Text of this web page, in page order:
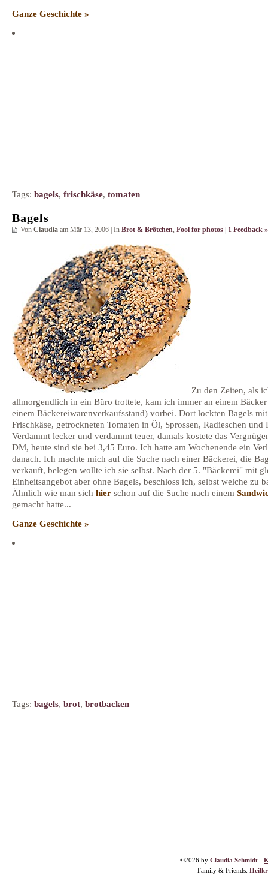
Ganze Geschichte »
Tags: bagels, frischkäse, tomaten
Bagels
Von Claudia am Mär 13, 2006 | In Brot & Brötchen, Fool for photos 1 Feedback »
Zu den Zeiten, als
allmorgendlich in ein Büro trottete, kam ich immer an einem
einem Bäckereiwarenverkaufsstand) vorbei. Dort lockten Bagels mit
Frischkäse, getrockneten Tomaten in Öl, Sprossen, Radieschen und
Verdammt lecker und verdammt teuer, damals kostete das
DM, heute sind sie bei 3,45 Euro. Ich hatte am Wochenende ein
danach. Ich machte mich auf die Suche nach einer Bäckerei, die
verkauft, belegen wollte ich sie selbst. Nach der 5. "Bäckerei" mit
Einheitsangebot aber ohne Bagels, beschloss ich, selbst welche zu
Ähnlich wie man sich hier schon auf die Suche nach einem
gemacht hatte...
Ganze Geschichte »
Tags: bagels, brot, brotbacken
©2026 by Claudia Schmidt -
Family & Friends: